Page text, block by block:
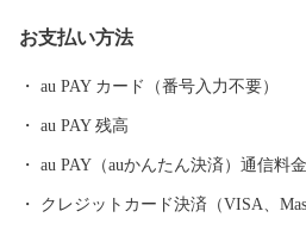
書等のお問い合わせはこちらへ 松戸
：050-3146-0806（平日9：00～18：00
お支払い方法
au PAY カード（番号入力不要）
au PAY 残高
au PAY（auかんたん決済）通信料
クレジットカード決済（VISA、